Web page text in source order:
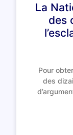
La
des
Pour
des